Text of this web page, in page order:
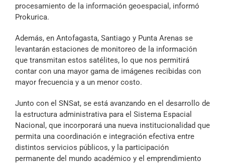
procesamiento de la información geoespacial, informó
Prokurica.
Además, en Antofagasta, Santiago y Punta Arenas se
levantarán estaciones de monitoreo de la información
que transmitan estos satélites, lo que nos permitirá
contar con una mayor gama de imágenes recibidas con
mayor frecuencia y a un menor costo.
Junto con el SNSat, se está avanzando en el desarrollo de
la estructura administrativa para el Sistema Espacial
Nacional, que incorporará una nueva institucionalidad que
permita una coordinación e integración efectiva entre
distintos servicios públicos, y la participación
permanente del mundo académico y el emprendimiento